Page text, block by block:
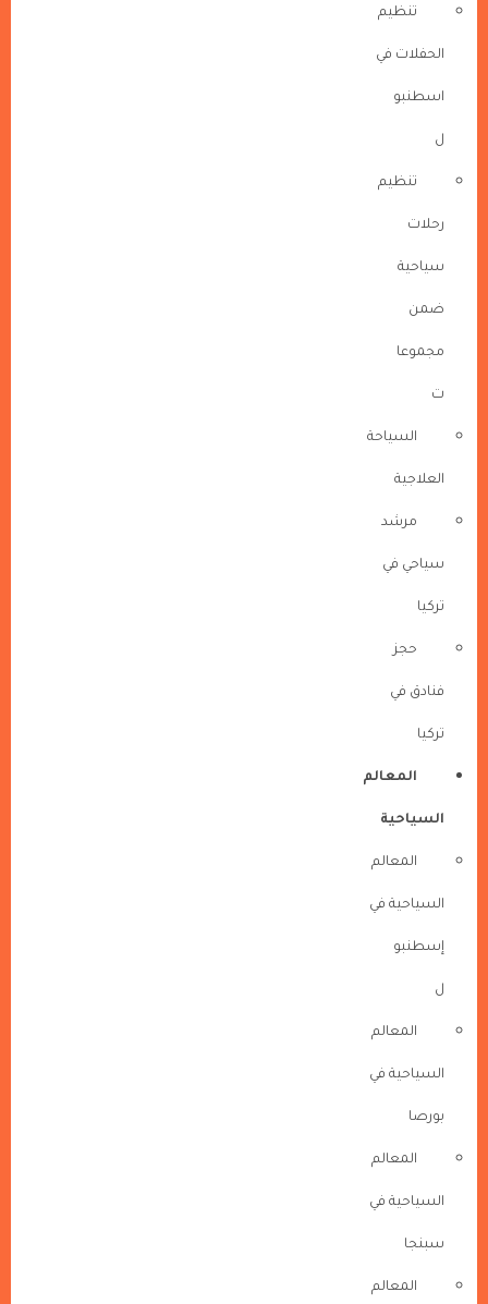
تنظيم
الحفلات في
اسطنبو
ل
تنظيم
رحلات
سياحية
ضمن
مجموعا
ت
السياحة
العلاجية
مرشد
سياحي في
تركيا
حجز
فنادق في
تركيا
المعالم
السياحية
المعالم
السياحية في
إسطنبو
ل
المعالم
السياحية في
بورصا
المعالم
السياحية في
سبنجا
المعالم